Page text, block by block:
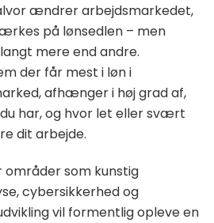
ændrer arbejdsmarkedet,
på lønsedlen – men
mere end andre.
der får mest i løn i
afhænger i høj grad af,
har, og hvor let eller svært
dit arbejde.
områder som kunstig
cybersikkerhed og
vil formentlig opleve en